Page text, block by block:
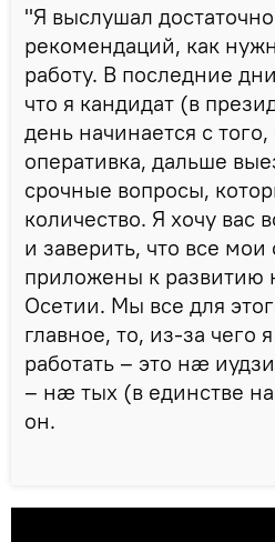
"Я выслушал
рекомендаций, как
работу. В последние
что я кандидат (в
день начинается с того,
оперативка, дальше
срочные вопросы,
количество. Я хочу вас
и заверить, что все мои
приложены к
Осетии. Мы все для
главное, то, из-за чего
работать – это нæ
– нæ тых (в единстве
он.